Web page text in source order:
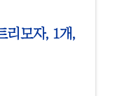
리모자, 1개,